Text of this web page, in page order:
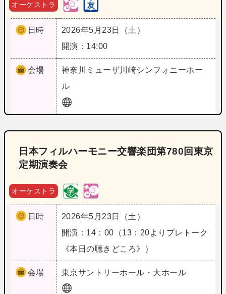
オーケストラ
日時
2026年5月23日（土）
開演：14:00
会場 神奈川
ミューザ川崎シンフォニーホー
ル
日本フィルハーモニー交響楽団第780回東京
定期演奏会
オーケストラ
日時
2026年5月23日（土）
開演：14：00（13：20よりプレトーク
《本日の聴きどころ》）
会場 東京サントリーホール・大ホール